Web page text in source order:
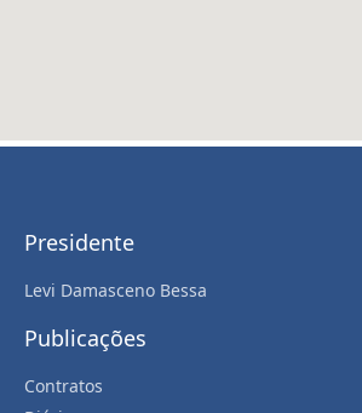
Presidente
Levi Damasceno Bessa
Publicações
Contratos